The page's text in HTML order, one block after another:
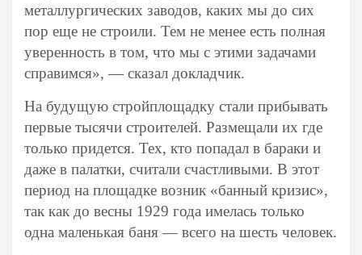
металлургических заводов, каких мы до сих
пор еще не строили. Тем не менее есть полная
уверенность в том, что мы с этими задачами
справимся», — сказал докладчик.
На будущую стройплощадку стали прибывать
первые тысячи строителей. Размещали их где
только придется. Тех, кто попадал в бараки и
даже в палатки, считали счастливыми. В этот
период на площадке возник «банный кризис»,
так как до весны 1929 года имелась только
одна маленькая баня — всего на шесть человек.